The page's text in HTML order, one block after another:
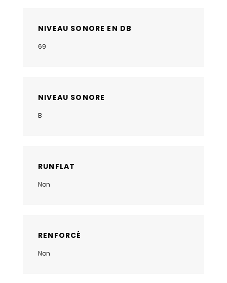
NIVEAU SONORE EN DB
69
NIVEAU SONORE
B
RUNFLAT
Non
RENFORCÉ
Non